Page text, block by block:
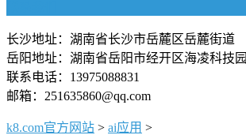
长沙地址：湖南省长沙市岳麓区岳麓街道
岳阳地址：湖南省岳阳市经开区海凌科技园
联系电话：13975088831
邮箱：251635860@qq.com
k8.com官方网站 > ai应用 >